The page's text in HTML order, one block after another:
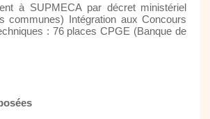
à SUPMECA par décret ministériel
communes) Intégration aux Concours
: 76 places CPGE (Banque de